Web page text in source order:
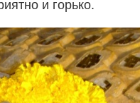
и горько.